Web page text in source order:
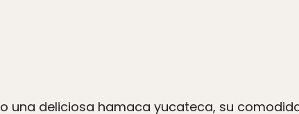
una deliciosa hamaca yucateca, su